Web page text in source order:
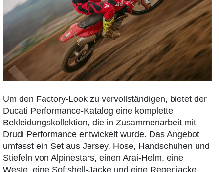
Um den Factory-Look zu vervollständigen, bietet der
Ducati Performance-Katalog eine komplette
Bekleidungskollektion, die in Zusammenarbeit mit
Drudi Performance entwickelt wurde. Das Angebot
umfasst ein Set aus Jersey, Hose, Handschuhen und
Stiefeln von Alpinestars, einen Arai-Helm, eine
Weste, eine Softshell-Jacke und eine Regenjacke.